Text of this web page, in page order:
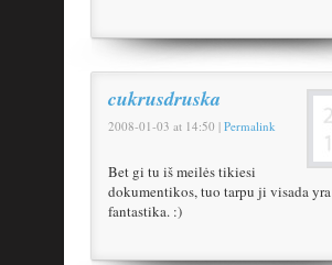
cukrusdruska
2008-01-03 at 14:50 | Permalink
Bet gi tu iš meilės tikiesi
dokumentikos, tuo tarpu ji visada yra
fantastika. :)